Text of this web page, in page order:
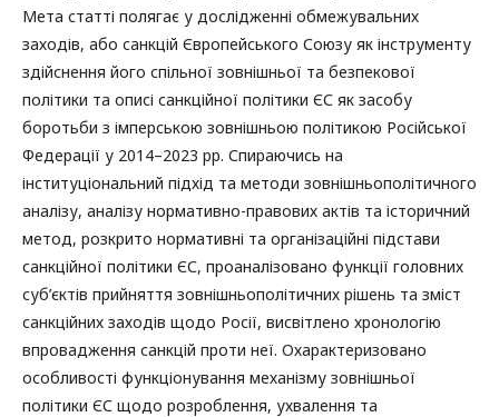
Мета статті полягає у дослідженні обмежувальних
заходів, або санкцій Європейського Союзу як інструменту
здійснення його спільної зовнішньої та безпекової
політики та описі санкційної політики ЄС як засобу
боротьби з імперською зовнішньою політикою Російської
Федерації у 2014–2023 рр. Спираючись на
інституціональний підхід та методи зовнішньополітичного
аналізу, аналізу нормативно-правових актів та історичний
метод, розкрито нормативні та організаційні підстави
санкційної політики ЄС, проаналізовано функції головних
суб’єктів прийняття зовнішньополітичних рішень та зміст
санкційних заходів щодо Росії, висвітлено хронологію
впровадження санкцій проти неї. Охарактеризовано
особливості функціонування механізму зовнішньої
політики ЄС щодо розроблення, ухвалення та